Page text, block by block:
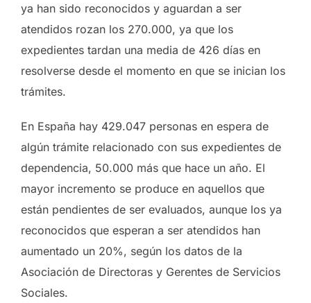
ya han sido reconocidos y aguardan a ser
atendidos rozan los 270.000, ya que los
expedientes tardan una media de 426 días en
resolverse desde el momento en que se inician los
trámites.
En España hay 429.047 personas en espera de
algún trámite relacionado con sus expedientes de
dependencia, 50.000 más que hace un año. El
mayor incremento se produce en aquellos que
están pendientes de ser evaluados, aunque los ya
reconocidos que esperan a ser atendidos han
aumentado un 20%, según los datos de la
Asociación de Directoras y Gerentes de Servicios
Sociales.